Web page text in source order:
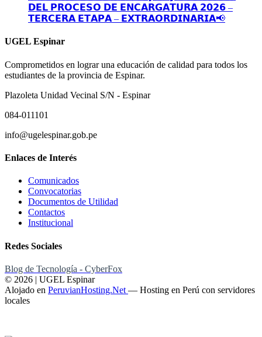
𝗗𝗘𝗟 𝗣𝗥𝗢𝗖𝗘𝗦𝗢 𝗗𝗘 𝗘𝗡𝗖𝗔𝗥𝗚𝗔𝗧𝗨𝗥𝗔 𝟮𝟬𝟮𝟲 –
𝗧𝗘𝗥𝗖𝗘𝗥𝗔 𝗘𝗧𝗔𝗣𝗔 – 𝗘𝗫𝗧𝗥𝗔𝗢𝗥𝗗𝗜𝗡𝗔𝗥𝗜𝗔📢
UGEL Espinar
Comprometidos en lograr una educación de calidad para todos los
estudiantes de la provincia de Espinar.
Plazoleta Unidad Vecinal S/N - Espinar
084-011101
info@ugelespinar.gob.pe
Enlaces de Interés
Comunicados
Convocatorias
Documentos de Utilidad
Contactos
Institucional
Redes Sociales
Blog de Tecnología - CyberFox
© 2026 | UGEL Espinar
Alojado en PeruvianHosting.Net — Hosting en Perú con servidores
locales